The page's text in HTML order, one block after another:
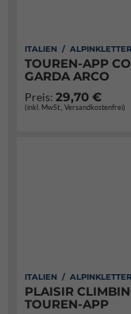
ITALIEN /
TOUREN-APP
GARDA ARCO
Preis: 29,70 €
(inkl. MwSt., Versandkostenfrei)
ITALIEN /
PLAISIR
TOUREN-APP